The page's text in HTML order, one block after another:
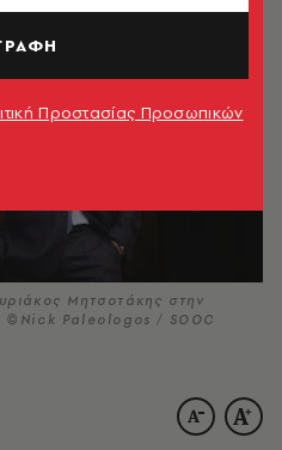
Μητσοτάκης στην
©Nick Paleologos / SOOC
Προστασίας Προσωπικών